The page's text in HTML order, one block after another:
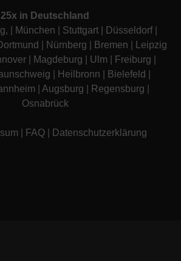
25x in Deutschland
, | München Stuttgart Düsseldorf|
Nürnberg Bremen
Leipzig
| Magdeburg Ulm Freiburg
Heilbronn Bielefeld
Augsburg Regensburg
Osnabrück
FAQ Datenschutzerklärung